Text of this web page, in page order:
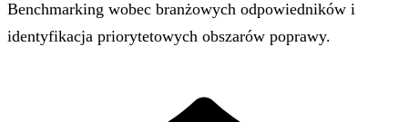
Benchmarking wobec branżowych odpowiedników i
identyfikacja priorytetowych obszarów poprawy.